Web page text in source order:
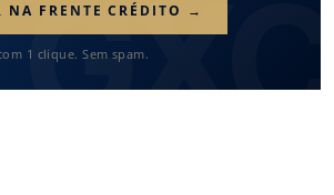
NA FRENTE CRÉDITO →
1 clique. Sem spam.